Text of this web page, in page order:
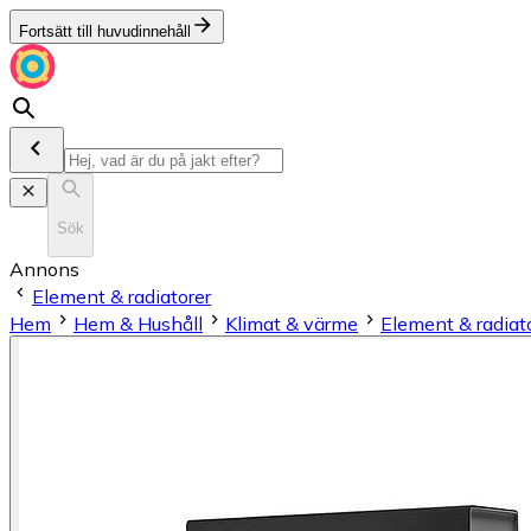
Fortsätt till huvudinnehåll
Sök
Annons
Element & radiatorer
Hem
Hem & Hushåll Klimat & värme Element &